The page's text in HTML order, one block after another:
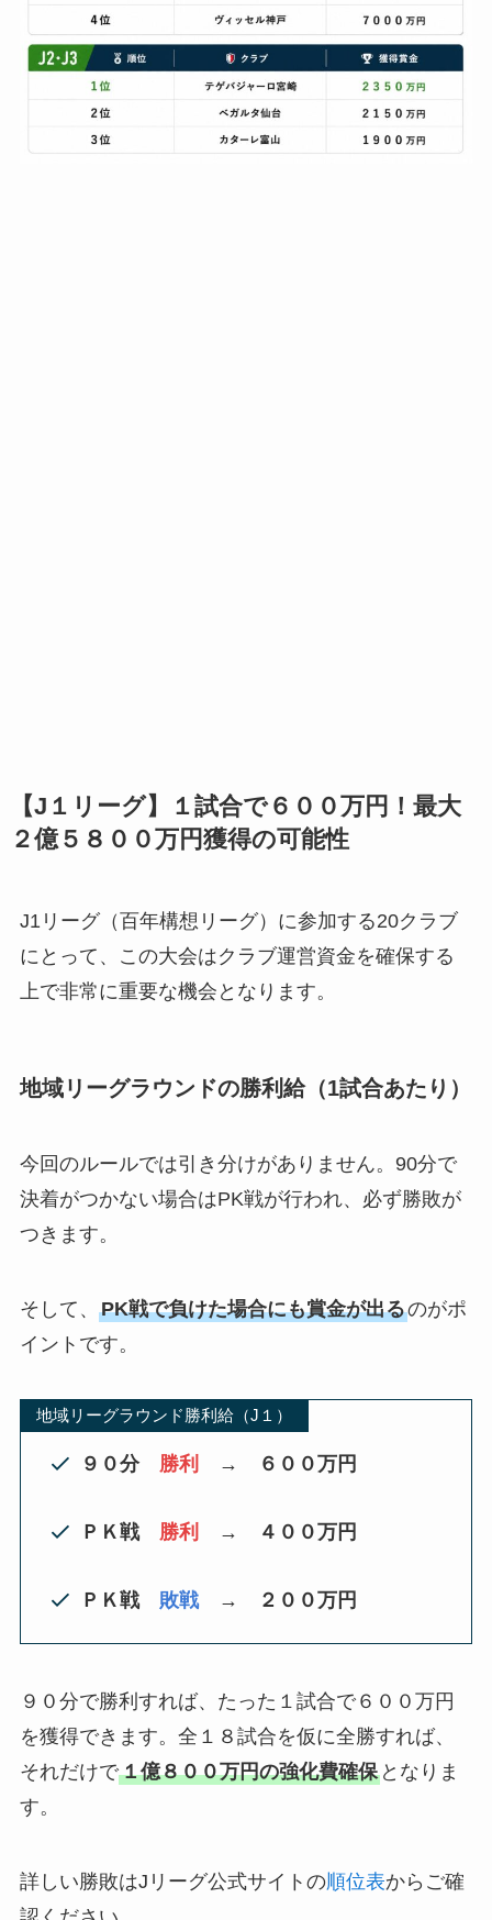
【J１リーグ】１試合で６００万円！最大
２億５８００万円獲得の可能性
J1リーグ（百年構想リーグ）に参加する20クラブ
にとって、この大会はクラブ運営資金を確保する
上で非常に重要な機会となります。
地域リーグラウンドの勝利給（1試合あたり）
今回のルールでは引き分けがありません。90分で
決着がつかない場合はPK戦が行われ、必ず勝敗が
つきます。
そして、 PK戦で負けた場合にも賞金が出るのがポ
イントです。
地域リーグラウンド勝利給（J１）
９０分 勝利 → ６００万円
ＰＫ戦 勝利 → ４００万円
ＰＫ戦 敗戦 → ２００万円
９０分で勝利すれば、たった１試合で６００万円
を獲得できます。全１８試合を仮に全勝すれば、
それだけで１億８００万円の強化費確保となりま
す。
詳しい勝敗はJリーグ公式サイトの順位表からご確